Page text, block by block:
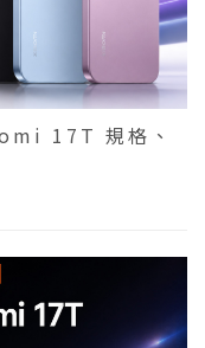
17T 規格、